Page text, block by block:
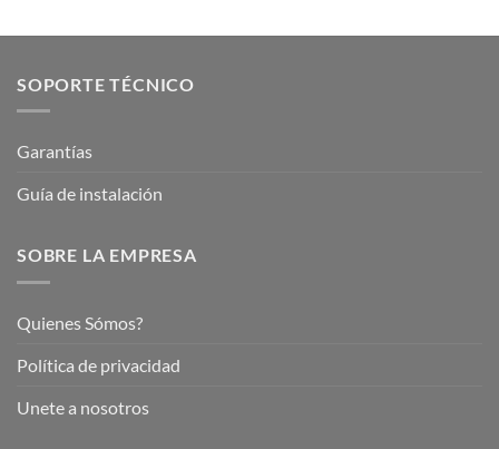
SOPORTE TÉCNICO
Garantías
Guía de instalación
SOBRE LA EMPRESA
Quienes Sómos?
Política de privacidad
Unete a nosotros